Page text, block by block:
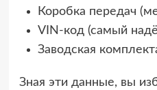
Коробка передач
VIN-код (самый
Заводская
Зная эти данные, вы